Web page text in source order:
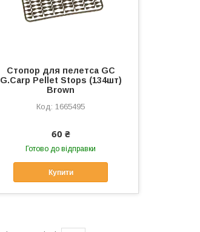
Стопор для пелетса GC
G.Carp Pellet Stops (134шт)
Brown
1665495
60 ₴
Готово до відправки
Купити